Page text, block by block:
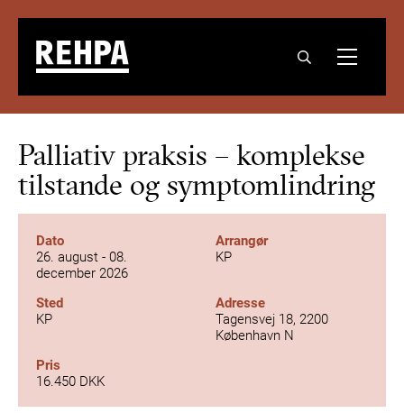
Palliativ praksis – komplekse
tilstande og symptomlindring
Dato
26. august - 08.
december 2026
Arrangør
KP
Sted
KP
Adresse
Tagensvej 18, 2200
København N
Pris
16.450 DKK